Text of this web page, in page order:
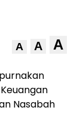
A A A
Nasabah